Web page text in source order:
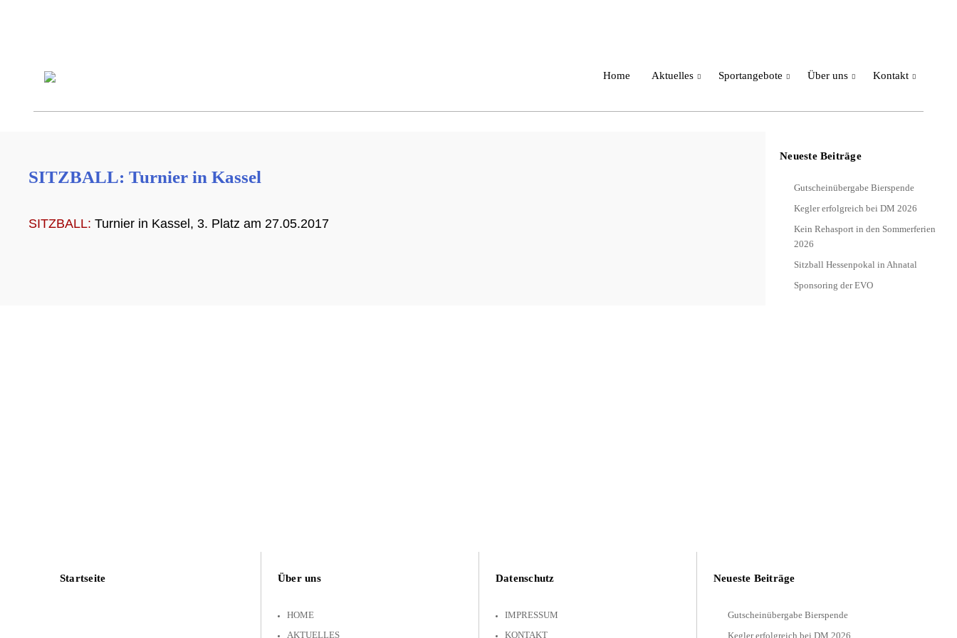
Home Aktuelles Sportangebote Über uns Kontakt
SITZBALL: Turnier in Kassel
SITZBALL: Turnier in Kassel, 3. Platz am 27.05.2017
Neueste Beiträge
Gutscheinübergabe Bierspende
Kegler erfolgreich bei DM 2026
Kein Rehasport in den Sommerferien
2026
Sitzball Hessenpokal in Ahnatal
Sponsoring der EVO
Startseite Über uns
HOME
AKTUELLES
Datenschutz
IMPRESSUM
KONTAKT
Neueste Beiträge
Gutscheinübergabe Bierspende
Kegler erfolgreich bei DM 2026